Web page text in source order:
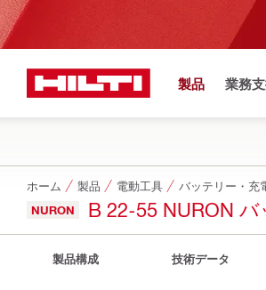
製品 業務
ホーム 製品 電動工具 バッテリー・充
NURON B 22-55 NURON
製品構成 技術データ